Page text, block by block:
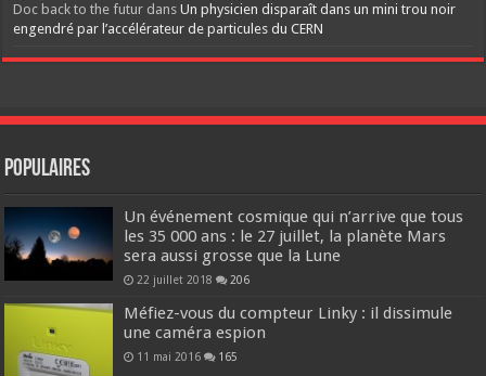
Doc back to the futur dansUn physicien disparaît dans un mini trou noir
engendré par l’accélérateur de particules du CERN
Populaires
Un événement cosmique qui n’arrive que tous
les 35 000 ans : le 27 juillet, la planète Mars
sera aussi grosse que la Lune
22 juillet 2018 206
Méfiez-vous du compteur Linky : il dissimule
une caméra espion
11 mai 2016 165